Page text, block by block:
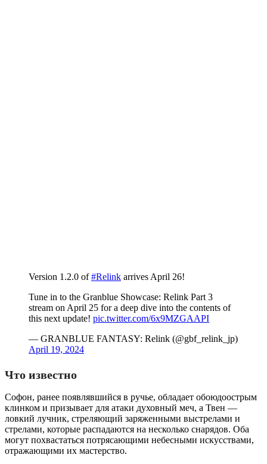
Version 1.2.0 of#Relink arrives April 26!
Tune in to the Granblue Showcase: Relink Part 3
stream on April 25 for a deep dive into the contents of
this next update! pic.twitter.com/6x9MZGAAPI
— GRANBLUE FANTASY: Relink (@gbf_relink_jp)
April 19, 2024
Что известно
Софон, ранее появлявшийся в ручье, обладает обоюдоострым
клинком и призывает для атаки духовный меч, а Твен —
ловкий лучник, стреляющий заряженными выстрелами и
стрелами, которые распадаются на несколько снарядов. Оба
могут похвастаться потрясающими небесными искусствами,
отражающими их мастерство.